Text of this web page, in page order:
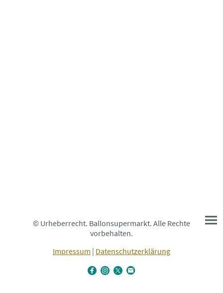
© Urheberrecht. Ballonsupermarkt. Alle Rechte
vorbehalten.
Impressum | Datenschutzerklärung